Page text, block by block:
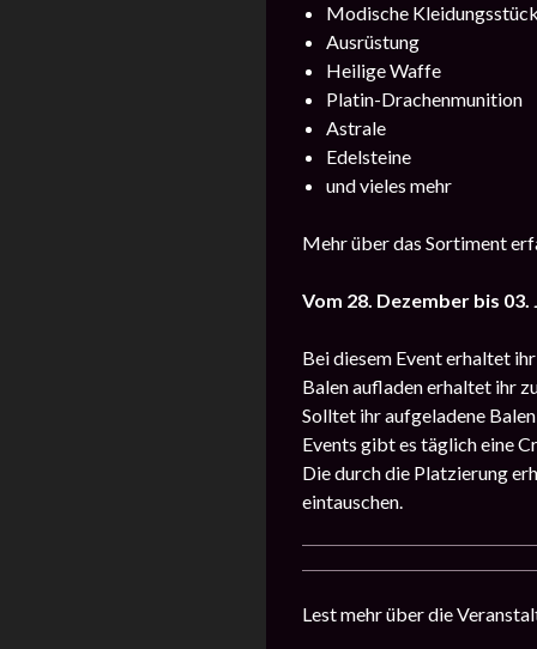
Modische
Ausrüstung
Heilige Waffe
Platin-Drachenmunition
Astrale
Edelsteine
und vieles mehr
Mehr über das Sortiment
Vom 28. Dezember bis 03.
Bei diesem Event erhaltet
Balen aufladen erhaltet ihr
Solltet ihr aufgeladene
Events gibt es täglich eine
Die durch die Platzierung
eintauschen.
Lest mehr über die